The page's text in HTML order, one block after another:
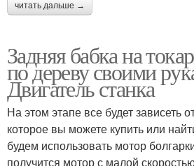
читать дальше →
Задняя бабка на
по дереву своими
Двигатель станка
На этом этапе все будет зависеть
которое вы можете купить или
будем использовать мотор
получится мотор с малой